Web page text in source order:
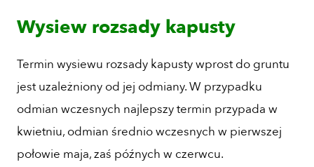
Wysiew rozsady kapusty
Termin wysiewu rozsady kapusty wprost do gruntu
jest uzależniony od jej odmiany. W przypadku
odmian wczesnych najlepszy termin przypada w
kwietniu, odmian średnio wczesnych w pierwszej
połowie maja, zaś późnych w czerwcu.